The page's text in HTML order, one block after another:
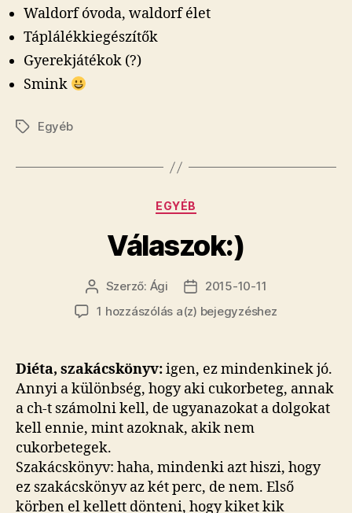
Waldorf óvoda, waldorf élet
Táplálékkiegészítők
Gyerekjátékok (?)
Smink
CímkékEgyéb
Kategóriák
EGYÉB
Válaszok:)
Bejegyzés
szerzője
Szerző: Ági
Bejegyzés
dátuma
2015-10-11
1 hozzászólás a(z)Válaszok:)
bejegyzéshez
Diéta, szakácskönyv:igen, ez mindenkinek jó.
Annyi a különbség, hogy aki cukorbeteg, annak
a ch-t számolni kell, de ugyanazokat a dolgokat
kell ennie, mint azoknak, akik nem
cukorbetegek.
Szakácskönyv: haha, mindenki azt hiszi, hogy
ez szakácskönyv az két perc, de nem. Első
körben el kellett dönteni, hogy kiket kik